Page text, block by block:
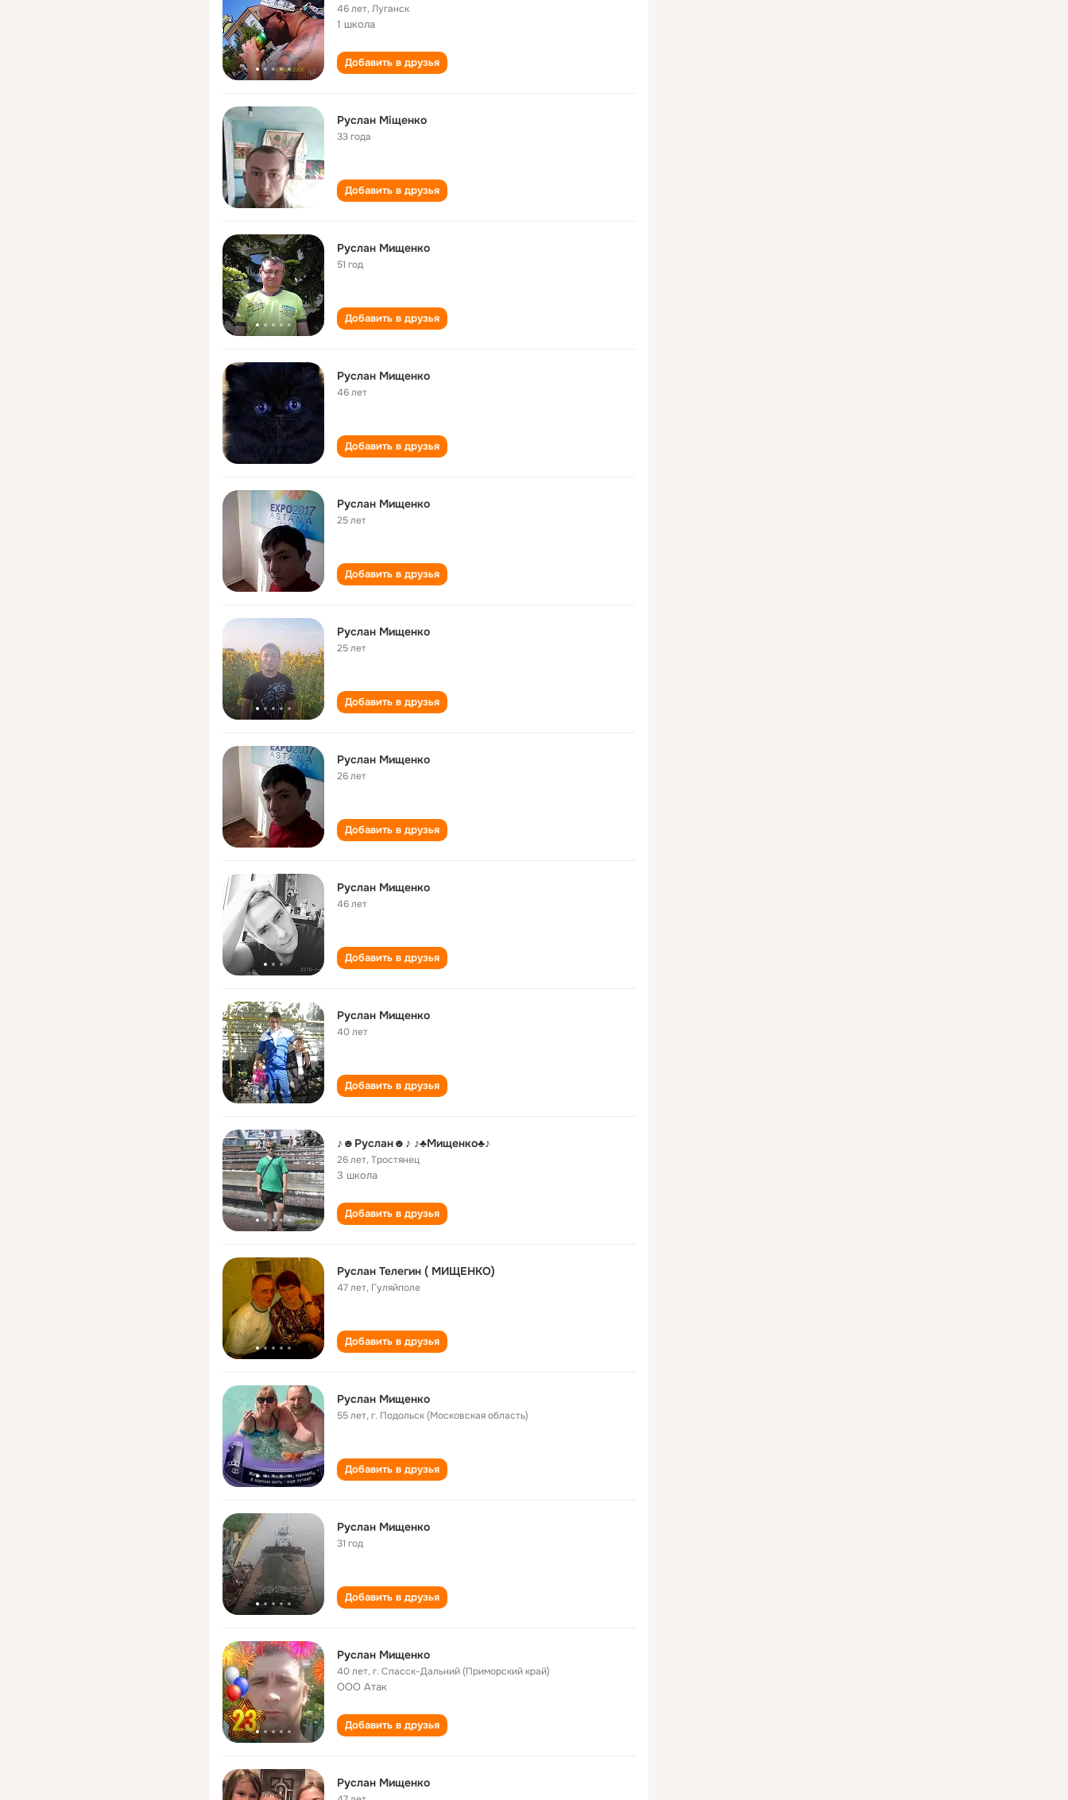
46 лет,Луганск
1 школа
Добавить в друзья
Руслан Міщенко
33 года
Добавить в друзья
Руслан Мищенко
51 год
Добавить в друзья
Руслан Мищенко
46 лет
Добавить в друзья
Руслан Мищенко
25 лет
Добавить в друзья
Руслан Мищенко
25 лет
Добавить в друзья
Руслан Мищенко
26 лет
Добавить в друзья
Руслан Мищенко
46 лет
Добавить в друзья
Руслан Мищенко
40 лет
Добавить в друзья
♪☻Руслан☻♪ ♪♣Мищенко♣♪
26 лет,Тростянец
3 школа
Добавить в друзья
Руслан Телегин ( МИЩЕНКО)
47 лет, Гуляйполе
Добавить в друзья
Руслан Мищенко
55 лет,г. Подольск (Московская область)
Добавить в друзья
Руслан Мищенко
31 год
Добавить в друзья
Руслан Мищенко
40 лет,г. Спасск-Дальний (Приморский край)
ООО Атак
Добавить в друзья
Руслан Мищенко